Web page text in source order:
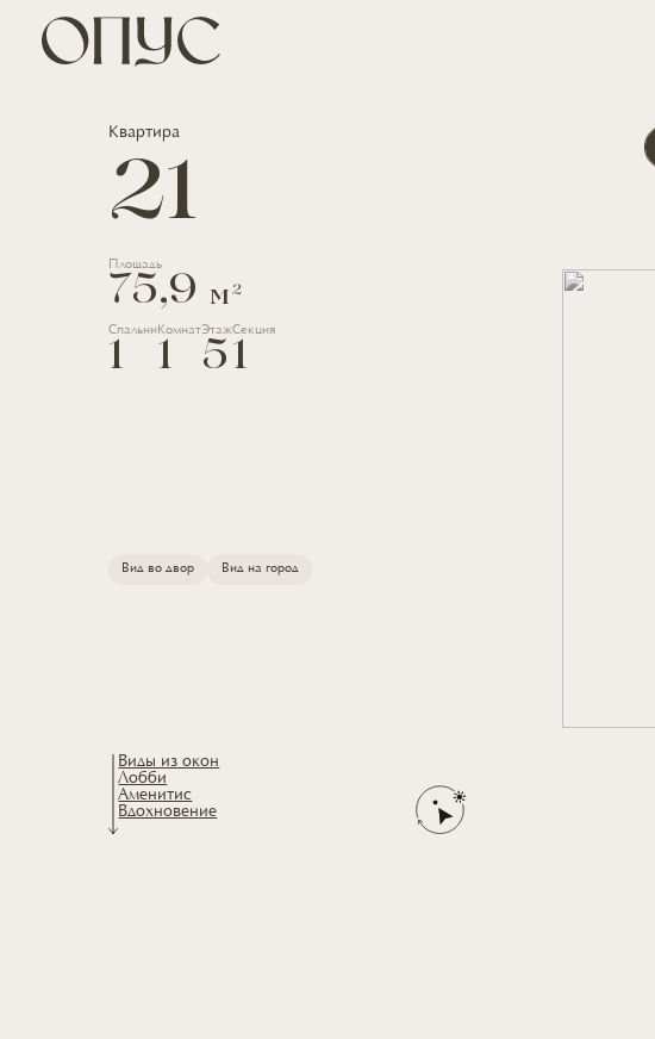
Квартира
21
Площадь
75,9 м 2
Спальни
1
Комнат
1
Этаж
5
Секция
1
Вид во двор Вид на город
Виды из окон
Лобби
Аменитис
Вдохновение